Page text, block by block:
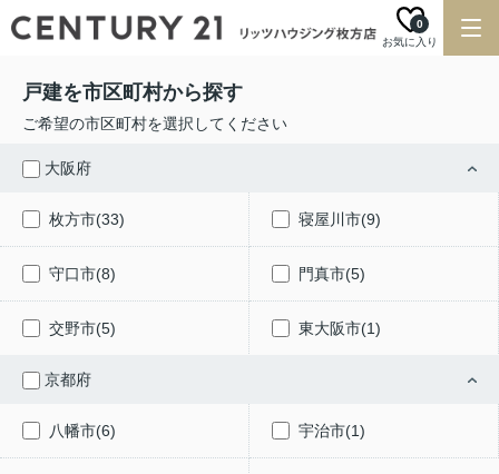
お気に入り
0
戸建を市区町村から探す
ご希望の市区町村を選択してください
大阪府
枚方市(33) 寝屋川市(9)
守口市(8) 門真市(5)
交野市(5) 東大阪市(1)
京都府
八幡市(6) 宇治市(1)